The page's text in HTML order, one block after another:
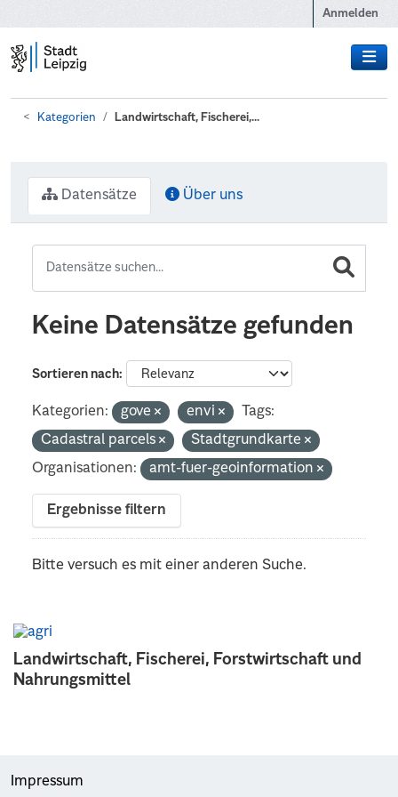
Anmelden
Kategorien Landwirtschaft, Fischerei,...
Landwirtschaft, Fischerei, Forstwirtschaft und
Nahrungsmittel
Datensätze Über uns
Keine Datensätze gefunden
Sortieren nach
Kategorien: gove envi
Tags:
Cadastral parcels
Stadtgrundkarte
Organisationen:
amt-fuer-geoinformation
Ergebnisse filtern
Bitte versuch es mit einer anderen Suche.
Impressum